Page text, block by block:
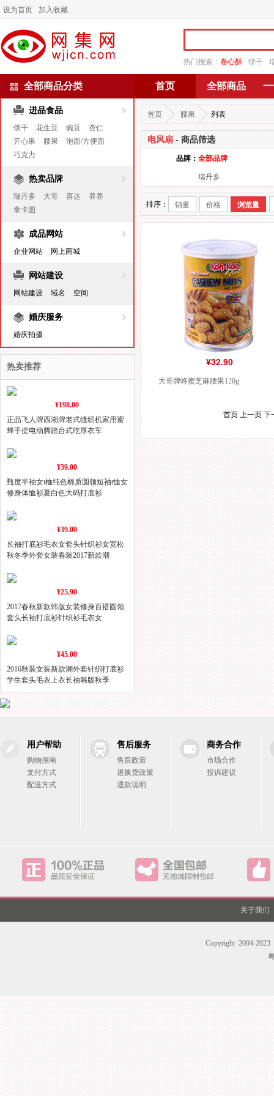
设为首页 加入收藏
热门搜索： 卷心酥 饼干
全部商品分类 首页 全部商品
进品食品
饼干 花生豆 豌豆
杏仁
开心果
腰果
泡面/方便面
巧克力
热卖品牌
瑞丹多 大哥 喜达
养养
拿卡图
成品网站
企业网站 网上商城
网站建设
网站建设 域名 空间
婚庆服务
婚庆拍摄
热卖推荐
¥198.00
正品飞人牌西湖牌老式缝纫机家用蜜
蜂手提电动脚踏台式吃厚衣车
¥39.00
甄度半袖女t桖纯色棉质圆领短袖t恤女
修身体恤衫夏白色大码打底衫
¥39.00
长袖打底衫毛衣女套头针织衫女宽松
秋冬季外套女装春装2017新款潮
¥25.90
2017春秋新款韩版女装修身百搭圆领
套头长袖打底衫针织衫毛衣女
¥45.00
2016秋装女装新款潮外套针织打底衫
学生套头毛衣上衣长袖韩版秋季
首页 腰果 列表
电风扇 - 商品筛选
品牌： 全部品牌
瑞丹多
排序： 销量 价格 浏览量
¥32.90
大哥牌蜂蜜芝麻腰果120g
首页 上一页
用户帮助
购物指南
支付方式
配送方式
售后服务
售后政策
退换货政策
退款说明
商务合作
市场合作
投诉建议
关于我们
Copyright 2004-